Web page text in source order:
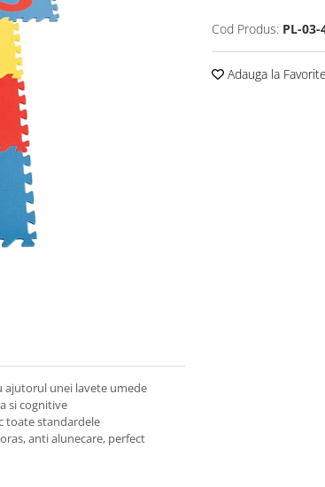
Cod Produs: PL-03-
Adauga la Favorite
ajutorul unei lavete umede
si cognitive
toate standardele
anti alunecare, perfect